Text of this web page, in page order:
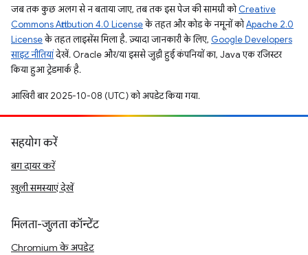
जब तक कुछ अलग से न बताया जाए, तब तक इस पेज की सामग्री कोCreative
Commons Attribution 4.0 Licenseके तहत और कोड के नमूनों कोApache 2.0
Licenseके तहत लाइसेंस मिला है. ज़्यादा जानकारी के लिए, Google Developers
साइट नीतियांदेखें. Oracle और/या इससे जुड़ी हुई कंपनियों का, Java एक रजिस्टर
किया हुआ ट्रेडमार्क है.
आखिरी बार 2025-10-08 (UTC) को अपडेट किया गया.
सहयोग करें
बग दायर करें
खुली समस्याएं देखें
मिलता-जुलता कॉन्टेंट
Chromium के अपडेट